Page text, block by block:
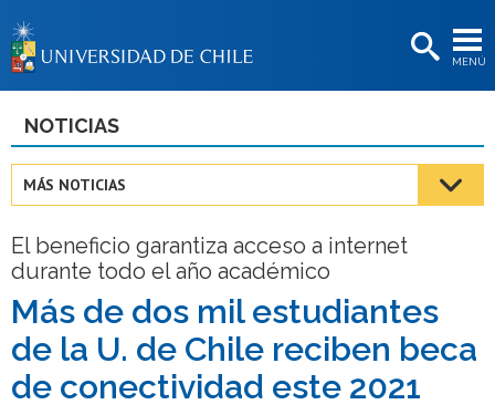
MENÚ
BIBLIOTECAS
Estudiantes
Académicas/os
Funcionarias/os
Egresadas/os
NOTICIAS
MÁS NOTICIAS
El beneficio garantiza acceso a internet
durante todo el año académico
Más de dos mil estudiantes
de la U. de Chile reciben beca
de conectividad este 2021